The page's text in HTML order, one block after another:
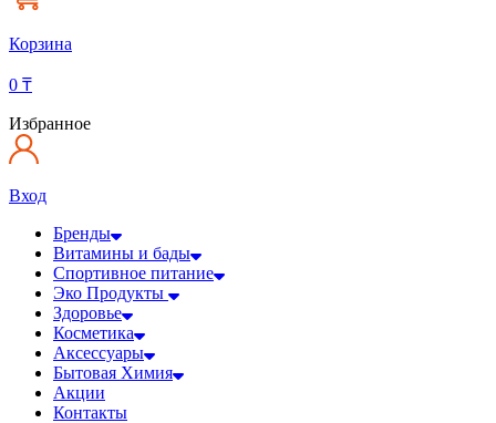
Корзина
0 ₸
Избранное
Вход
Бренды
Витамины и бады
Спортивное питание
Эко Продукты
Здоровье
Косметика
Аксессуары
Бытовая Химия
Акции
Контакты